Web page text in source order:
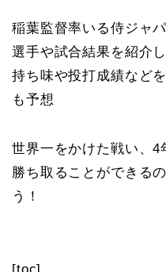
稲葉監督率いる侍ジャ
選手や試合結果を紹介
持ち味や投打成績など
も予想
世界一をかけた戦い、4
勝ち取ることができる
う！